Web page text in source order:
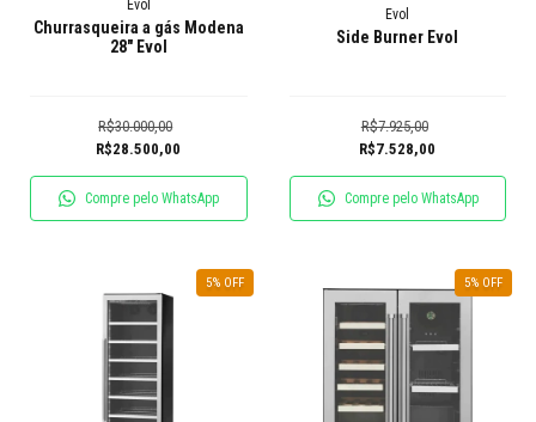
Evol
Churrasqueira a gás Modena
28″ Evol
R$30.000,00
R$28.500,00
Compre pelo WhatsApp
Evol
Side Burner Evol
R$7.925,00
R$7.528,00
Compre pelo WhatsApp
5% OFF 5% OFF